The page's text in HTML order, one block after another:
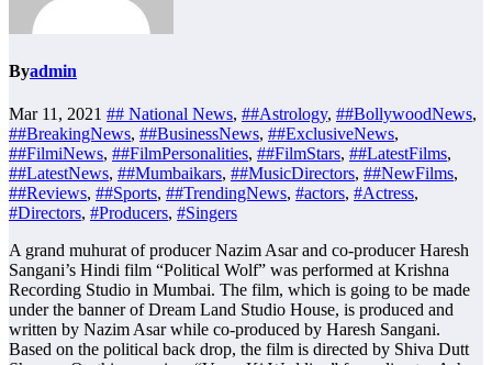
Byadmin
Mar 11, 2021 ## National News, ##Astrology, ##BollywoodNews,
##BreakingNews, ##BusinessNews, ##ExclusiveNews,
##FilmiNews, ##FilmPersonalities, ##FilmStars, ##LatestFilms,
##LatestNews, ##Mumbaikars, ##MusicDirectors, ##NewFilms,
##Reviews, ##Sports, ##TrendingNews, #actors, #Actress,
#Directors, #Producers, #Singers
A grand muhurat of producer Nazim Asar and co-producer Haresh
Sangani’s Hindi film “Political Wolf” was performed at Krishna
Recording Studio in Mumbai. The film, which is going to be made
under the banner of Dream Land Studio House, is produced and
written by Nazim Asar while co-produced by Haresh Sangani.
Based on the political back drop, the film is directed by Shiva Dutt